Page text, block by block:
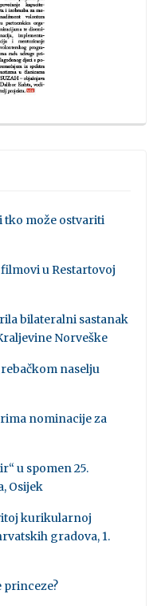
tko može ostvariti
u Restartovoj
bilateralni sastanak
Norveške
naselju
nominacije za
u spomen 25.
Osijek
kurikularnoj
gradova, 1.
princeze?